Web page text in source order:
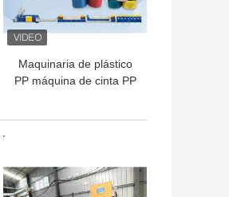
Maquinaria de plástico
PP máquina de cinta PP